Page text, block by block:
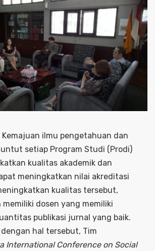
Kemajuan ilmu pengetahuan dan
setiap Program Studi (Prodi)
kualitas akademik dan
meningkatkan nilai akreditasi
kualitas tersebut,
memiliki dosen yang memiliki
publikasi jurnal yang baik.
hal tersebut, Tim
International Conference on Social